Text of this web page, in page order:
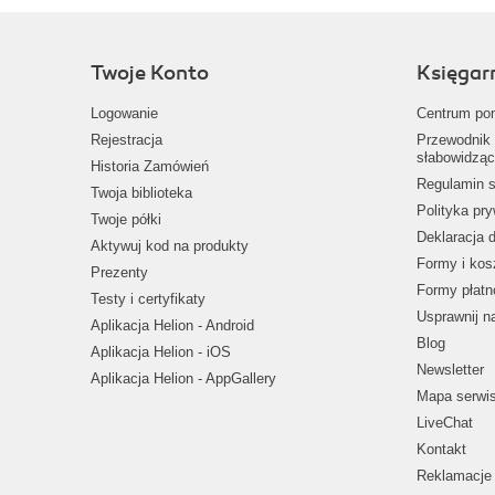
Twoje Konto
Logowanie
Rejestracja
Historia Zamówień
Twoja biblioteka
Twoje półki
Aktywuj kod na produkty
Prezenty
Testy i certyfikaty
Aplikacja Helion - Android
Aplikacja Helion - iOS
Aplikacja Helion - AppGallery
Centrum
Regulamin
Polityka
Deklaracja
Formy i
Formy
Usprawnij
Blog
Newsletter
Mapa
LiveChat
Kontakt